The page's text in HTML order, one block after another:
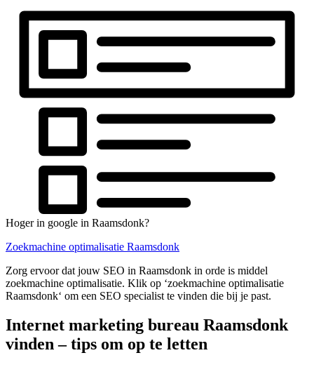
Hoger in google in Raamsdonk?
Zoekmachine optimalisatie Raamsdonk
Zorg ervoor dat jouw SEO in Raamsdonk in orde is middel
zoekmachine optimalisatie. Klik op ‘zoekmachine optimalisatie
Raamsdonk‘ om een SEO specialist te vinden die bij je past.
Internet marketing bureau Raamsdonk
vinden – tips om op te letten